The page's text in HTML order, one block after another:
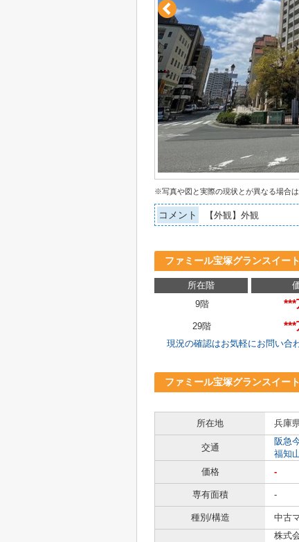
※写真や図と実際の現状とが異なる場合
コメント 【外観】外観
ファミール宝塚グランスイー
所在階
9階
***
29階 ***
現況の確認はお気軽にお問い合
ファミール宝塚グランスイー
所在地 兵庫
交通
阪急
福知
価格
-
専有面積 -
種別/構造 中古
株式